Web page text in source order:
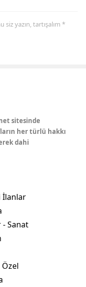
yazın, tartışalım *
sitesinde
her türlü hakkı
dahi
İlanlar
Sanat